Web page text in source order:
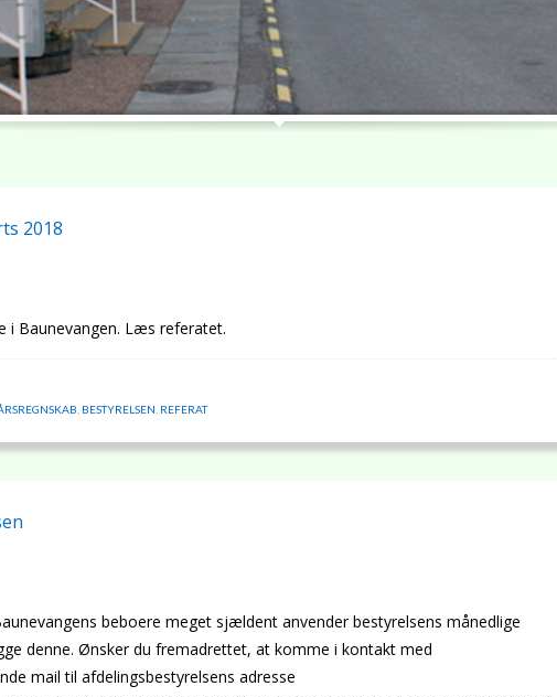
2018
i Baunevangen. Læs referatet.
BESTYRELSEN REFERAT
beboere meget sjældent anvender bestyrelsens månedlige
denne. Ønsker du fremadrettet, at komme i kontakt med
mail til afdelingsbestyrelsens adresse